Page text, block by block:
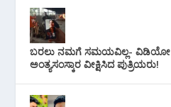
ಬರಲು ನಮಗೆ ಸಮಯವಿಲ್ಲ- ವಿಡಿಯೋ
ಅಂತ್ಯಸಂಸ್ಕಾರ ವೀಕ್ಷಿಸಿದ ಪುತ್ರಿಯರು!